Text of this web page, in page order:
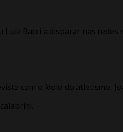
Bacci a disparar nas redes
com o ídolo do atletismo,